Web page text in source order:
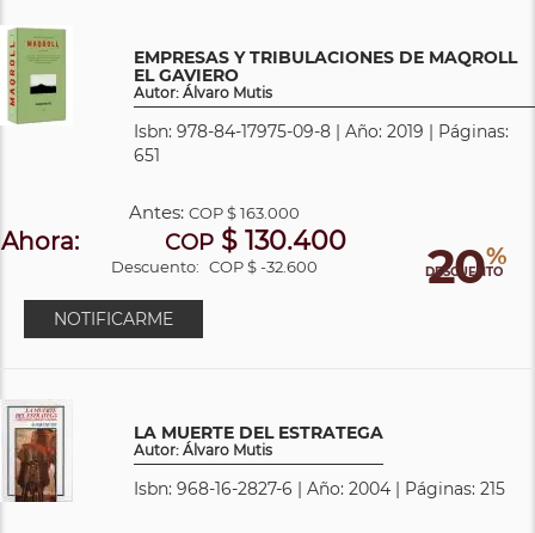
EMPRESAS Y TRIBULACIONES DE MAQROLL
EL GAVIERO
Autor: Álvaro Mutis
Isbn: 978-84-17975-09-8 | Año: 2019 | Páginas:
651
20%
DESCUENTO
Antes: COP$ 163.000
Ahora: COP $ 130.400
Descuento: COP $ -32.600
NOTIFICARME
LA MUERTE DEL ESTRATEGA
Autor: Álvaro Mutis
Isbn: 968-16-2827-6 | Año: 2004 | Páginas: 215